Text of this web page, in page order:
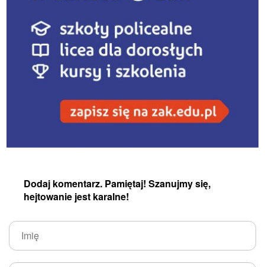
Dodaj komentarz. Pamiętaj! Szanujmy się,
hejtowanie jest karalne!